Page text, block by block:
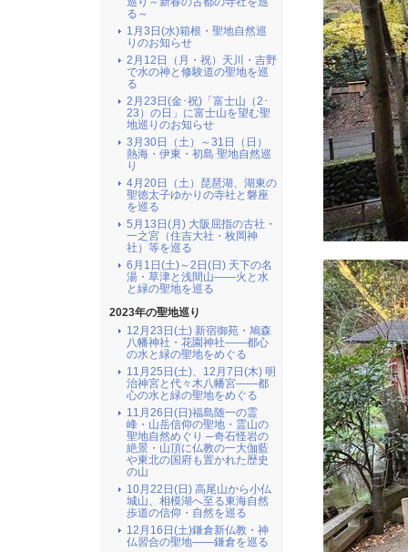
る～
1月3日(水)箱根・聖地自然巡
りのお知らせ
2月12日（月・祝）天川・吉野
で水の神と修験道の聖地を巡
る
2月23日(金･祝)「富士山（2･
23）の日」に富士山を望む聖
地巡りのお知らせ
3月30日（土）～31日（日）
熱海・伊東・初島 聖地自然巡
り
4月20日（土）琵琶湖、湖東の
聖徳太子ゆかりの寺社と磐座
を巡る
5月13日(月) 大阪屈指の古社・
一之宮（住吉大社・枚岡神
社）等を巡る
6月1日(土)～2日(日) 天下の名
湯・草津と浅間山――火と水
と緑の聖地を巡る
2023年の聖地巡り
12月23日(土) 新宿御苑・鳩森
八幡神社・花園神社――都心
の水と緑の聖地をめぐる
11月25日(土)、12月7日(木) 明
治神宮と代々木八幡宮――都
心の水と緑の聖地をめぐる
11月26日(日)福島随一の霊
峰・山岳信仰の聖地・霊山の
聖地自然めぐり ─奇石怪岩の
絶景・山頂に仏教の一大伽藍
や東北の国府も置かれた歴史
の山
10月22日(日) 高尾山から小仏
城山、相模湖へ至る東海自然
歩道の信仰・自然を巡る
12月16日(土)鎌倉新仏教・神
仏習合の聖地――鎌倉を巡る